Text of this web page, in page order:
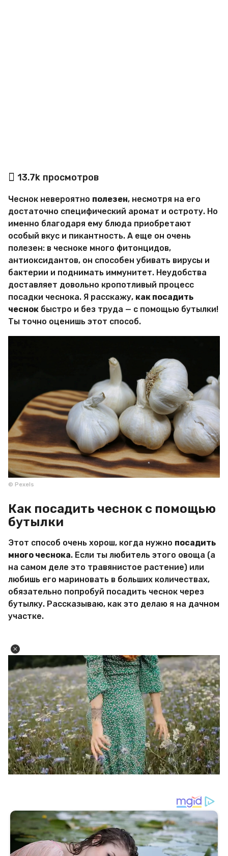
а
в
о
р
М
и
р
Х
и
т
р
о
с
т
е
й
13.7k просмотров
Чеснок невероятно полезен, несмотря на его
достаточно специфический аромат и остроту. Но
именно благодаря ему блюда приобретают
особый вкус и пикантность. А еще он очень
полезен: в чесноке много фитонцидов,
антиоксидантов, он способен убивать вирусы и
бактерии и поднимать иммунитет. Неудобства
доставляет довольно кропотливый процесс
посадки чеснока. Я расскажу, как посадить
чеснок быстро и без труда — с помощью бутылки!
Ты точно оценишь этот способ.
© Pexels
Как посадить чеснок с помощью
бутылки
Этот способ очень хорош, когда нужно посадить
много чеснока. Если ты любитель этого овоща (а
на самом деле это травянистое растение) или
любишь его мариновать в больших количествах,
обязательно попробуй посадить чеснок через
бутылку. Рассказываю, как это делаю я на дачном
участке.